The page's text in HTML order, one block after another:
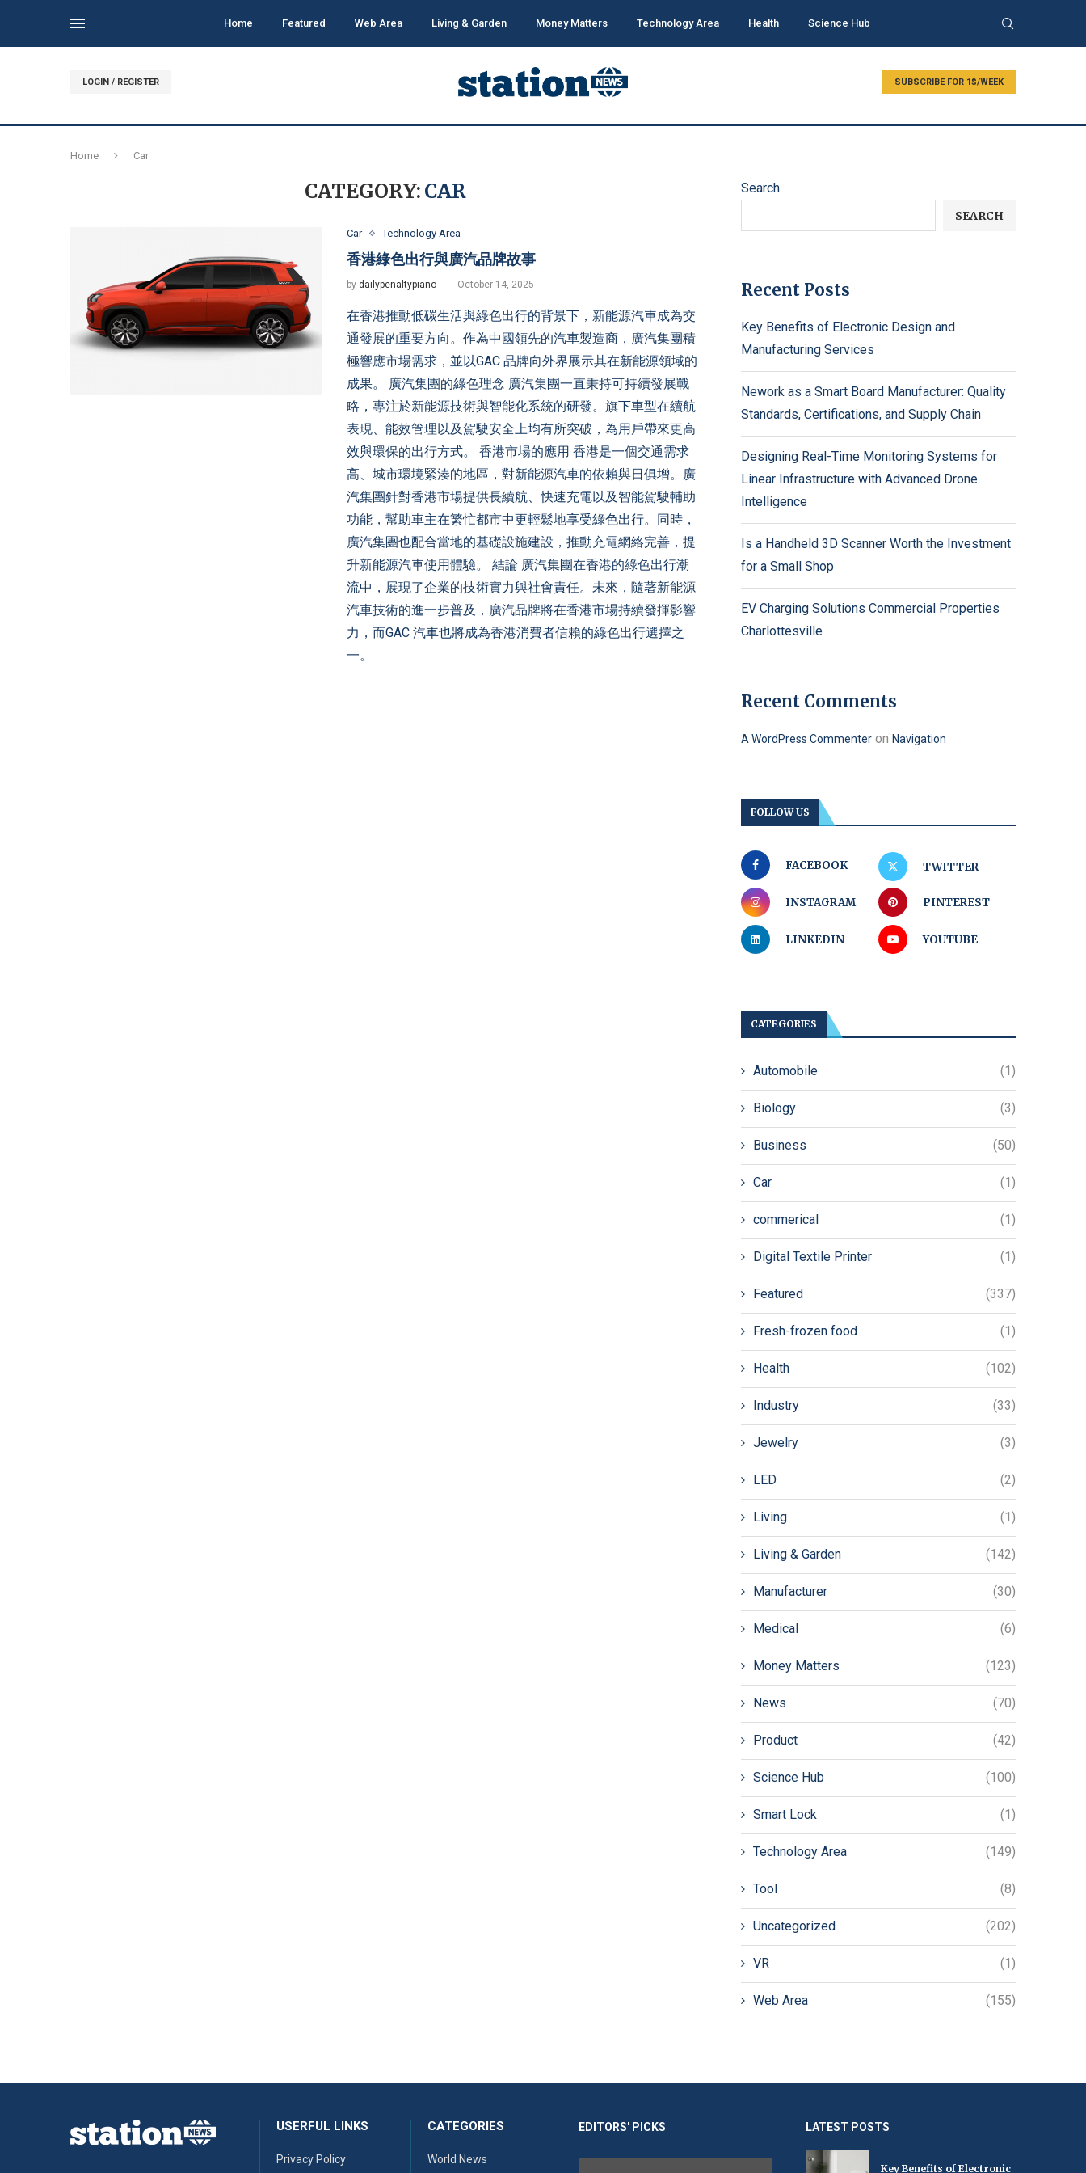
Home Featured Web Area Living & Garden Money Matters Technology Area Health Science Hub
LOGIN / REGISTER SUBSCRIBE FOR 1$/WEEK
Home Car
CATEGORY:CAR
Car Technology Area
香港綠色出行與廣汽品牌故事
by dailypenaltypiano October 14, 2025
在香港推動低碳生活與綠色出行的背景下，新能源汽車成為交
通發展的重要方向。作為中國領先的汽車製造商，廣汽集團積
極響應市場需求，並以GAC 品牌向外界展示其在新能源領域的
成果。 廣汽集團的綠色理念 廣汽集團一直秉持可持續發展戰
略，專注於新能源技術與智能化系統的研發。旗下車型在續航
表現、能效管理以及駕駛安全上均有所突破，為用戶帶來更高
效與環保的出行方式。 香港市場的應用 香港是一個交通需求
高、城市環境緊湊的地區，對新能源汽車的依賴與日俱增。廣
汽集團針對香港市場提供長續航、快速充電以及智能駕駛輔助
功能，幫助車主在繁忙都市中更輕鬆地享受綠色出行。同時，
廣汽集團也配合當地的基礎設施建設，推動充電網絡完善，提
升新能源汽車使用體驗。 結論 廣汽集團在香港的綠色出行潮
流中，展現了企業的技術實力與社會責任。未來，隨著新能源
汽車技術的進一步普及，廣汽品牌將在香港市場持續發揮影響
力，而GAC 汽車也將成為香港消費者信賴的綠色出行選擇之
一。
Search
SEARCH
Recent Posts
Key Benefits of Electronic Design and
Manufacturing Services
Nework as a Smart Board Manufacturer: Quality
Standards, Certifications, and Supply Chain
Designing Real-Time Monitoring Systems for
Linear Infrastructure with Advanced Drone
Intelligence
Is a Handheld 3D Scanner Worth the Investment
for a Small Shop
EV Charging Solutions Commercial Properties
Charlottesville
Recent Comments
A WordPress Commenter on Navigation
FOLLOW US
FACEBOOK TWITTER
INSTAGRAM PINTEREST
LINKEDIN YOUTUBE
CATEGORIES
Automobile (1)
Biology (3)
Business (50)
Car (1)
commerical (1)
Digital Textile Printer (1)
Featured (337)
Fresh-frozen food (1)
Health (102)
Industry (33)
Jewelry (3)
LED (2)
Living (1)
Living & Garden (142)
Manufacturer (30)
Medical (6)
Money Matters (123)
News (70)
Product (42)
Science Hub (100)
Smart Lock (1)
Technology Area (149)
Tool (8)
Uncategorized (202)
VR (1)
Web Area (155)
USERFUL LINKS
Privacy Policy
CATEGORIES
World News
EDITORS' PICKS LATEST POSTS
Key Benefits of Electronic